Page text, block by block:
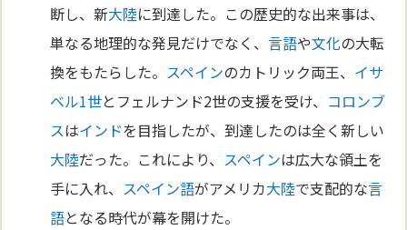
断し、新大陸に到達した。この歴史的な出来事は、
単なる地理的な発見だけでなく、言語や文化の大転
換をもたらした。 スペインのカトリック両王、 イサ
ベル1世とフェルナンド2世の支援を受け、 コロンブ
スはインドを目指したが、到達したのは全く新しい
大陸だった。これにより、 スペインは広大な領土を
手に入れ、 スペイン語がアメリカ大陸で支配的な言
語となる時代が幕を開けた。